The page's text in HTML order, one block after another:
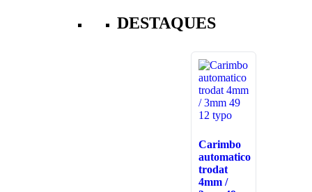
DESTAQUES
Carimbo
automatico
trodat
4mm /